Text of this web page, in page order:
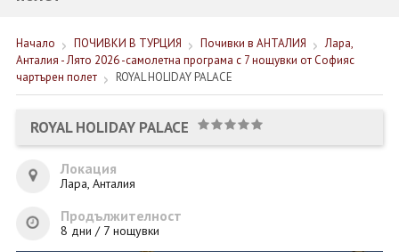
НОВА ГОДИНА ТУРЦИЯ
НОВА ГОДИНА
ЕКЗОТИКА
ЕКСКУРЗИИ
Начало ПОЧИВКИ В ТУРЦИЯ Почивки в АНТАЛИЯ
Лара,
Анталия - Лято 2026 -самолетна програма с 7 нощувки от Софияс
чартърен полет
ROYAL HOLIDAY PALACE
ROYAL HOLIDAY PALACE
Локация
Лара, Анталия
Продължителност
8 дни / 7 нощувки